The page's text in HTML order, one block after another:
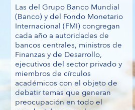
Las del Grupo Banco Mundial
(Banco) y del Fondo Monetario
Internacional (FMI) congregan
cada año a autoridades de
bancos centrales, ministros de
Finanzas y de Desarrollo,
ejecutivos del sector privado y
miembros de círculos
académicos con el objeto de
debatir temas que generan
preocupación en todo el